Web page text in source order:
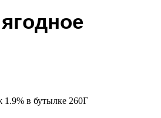
в бутылке 260Г